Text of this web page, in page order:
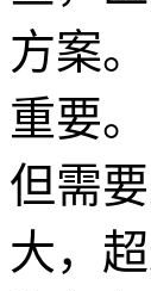
方案
重要
但需
大，